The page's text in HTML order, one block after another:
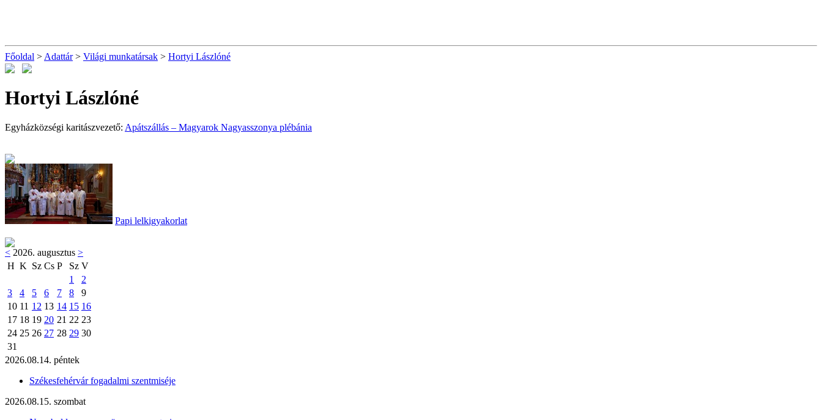
Főoldal > Adattár> Világi munkatársak > Hortyi Lászlóné
Hortyi Lászlóné
Egyházközségi karitászvezető: Apátszállás – Magyarok Nagyasszonya plébánia
Papi lelkigyakorlat
< 2026. augusztus >
H K Sz Cs P Sz V
1
2
3
4 5 6 7 8
9
10 11 12 13 14 15 16
17 18 19 20 21 22 23
24 25 26 27 28 29 30
31
2026.08.14. péntek
Székesfehérvár fogadalmi szentmiséje
2026.08.15. szombat